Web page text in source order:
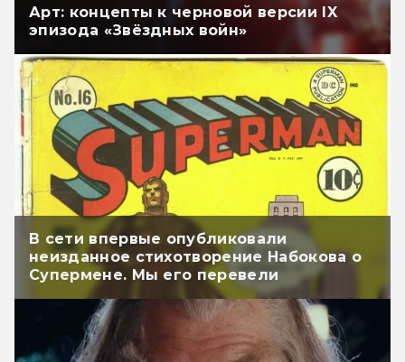
Арт: концепты к черновой версии IX
эпизода «Звёздных войн»
В сети впервые опубликовали
неизданное стихотворение Набокова о
Супермене. Мы его перевели